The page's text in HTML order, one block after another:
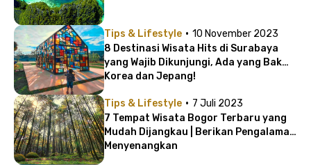
Tips & Lifestyle · 10 November 2023
8 Destinasi Wisata Hits di Surabaya
yang Wajib Dikunjungi, Ada yang Bak
Korea dan Jepang!
Tips & Lifestyle · 7 Juli 2023
7 Tempat Wisata Bogor Terbaru yang
Mudah Dijangkau | Berikan Pengalaman
Menyenangkan